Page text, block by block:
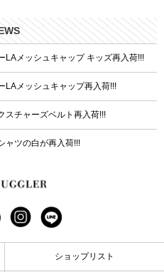
LAメッシュキャップ キッズ再入荷!!!
LAメッシュキャップ再入荷!!!
スチャーズベルト再入荷!!!
ャツの白が再入荷!!!
ングパンツ再入荷!!!
ニムロングパンツ再入荷!!!
ショップリスト